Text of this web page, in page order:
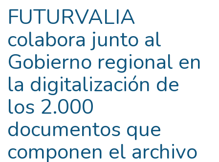
FUTURVALIA
colabora junto al
Gobierno regional en
la digitalización de
los 2.000
documentos que
componen el archivo